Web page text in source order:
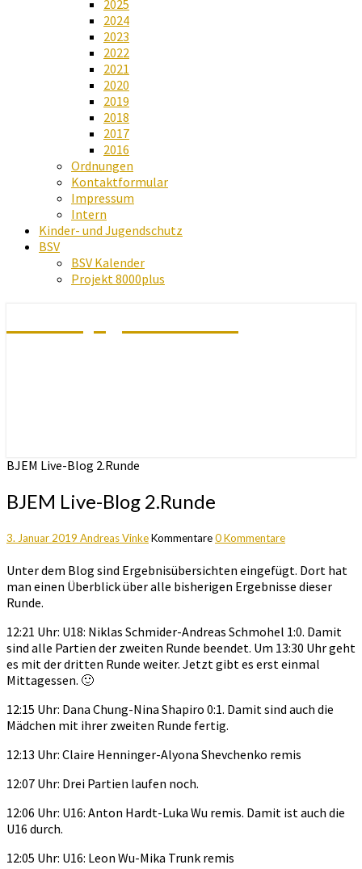
2025
2024
2023
2022
2021
2020
2019
2018
2017
2016
Ordnungen
Kontaktformular
Impressum
Intern
Kinder- und Jugendschutz
BSV
BSV Kalender
Projekt 8000plus
BJEM Live-Blog 2.Runde
BJEM Live-Blog 2.Runde
3. Januar 2019 Andreas VinkeKommentare0 Kommentare
Unter dem Blog sind Ergebnisübersichten eingefügt. Dort hat
man einen Überblick über alle bisherigen Ergebnisse dieser
Runde.
12:21 Uhr: U18: Niklas Schmider-Andreas Schmohel 1:0. Damit
sind alle Partien der zweiten Runde beendet. Um 13:30 Uhr geht
es mit der dritten Runde weiter. Jetzt gibt es erst einmal
Mittagessen. 🙂
12:15 Uhr: Dana Chung-Nina Shapiro 0:1. Damit sind auch die
Mädchen mit ihrer zweiten Runde fertig.
12:13 Uhr: Claire Henninger-Alyona Shevchenko remis
12:07 Uhr: Drei Partien laufen noch.
12:06 Uhr: U16: Anton Hardt-Luka Wu remis. Damit ist auch die
U16 durch.
12:05 Uhr: U16: Leon Wu-Mika Trunk remis